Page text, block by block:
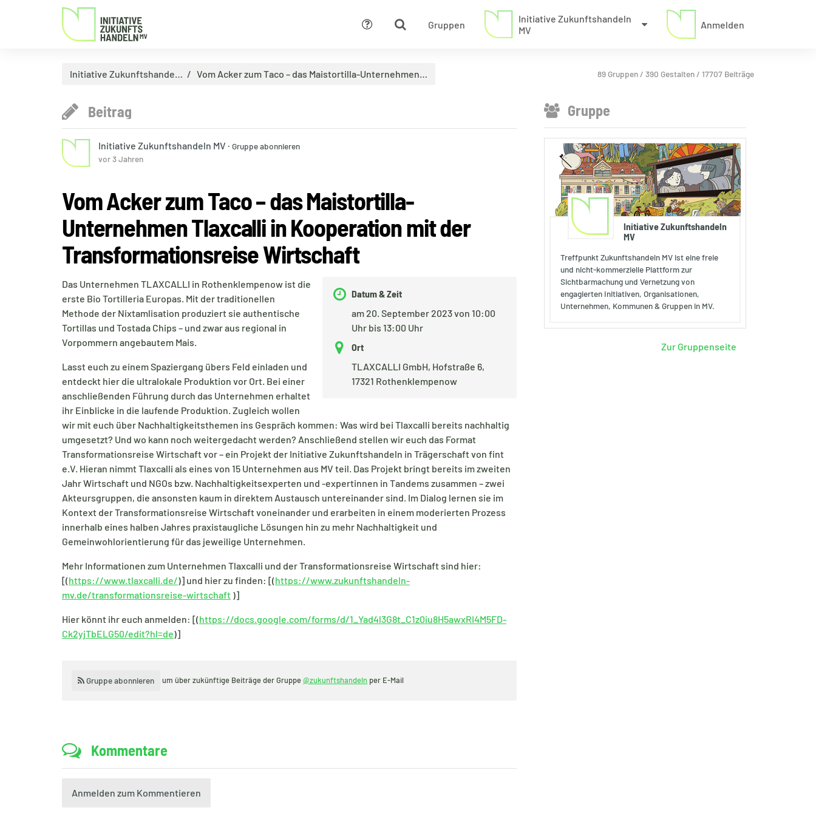
Gruppen
Initiative Zukunftshandeln
MV
Anmelden
Hilfe
Initiative Zukunftshande… Vom Acker zum Taco – das Maistortilla-Unternehmen… 89 Gruppen / 390 Gestalten / 17707 Beiträge
Beitrag
Initiative Zukunftshandeln MV · Gruppe abonnieren
vor 3 Jahren
Vom Acker zum Taco – das Maistortilla-
Unternehmen Tlaxcalli in Kooperation mit der
Transformationsreise Wirtschaft
Datum & Zeit
am 20. September 2023 von 10:00
Uhr bis 13:00 Uhr
Ort
TLAXCALLI GmbH, Hofstraße 6,
17321 Rothenklempenow
Das Unternehmen TLAXCALLI in Rothenklempenow ist die
erste Bio Tortilleria Europas. Mit der traditionellen
Methode der Nixtamlisation produziert sie authentische
Tortillas und Tostada Chips – und zwar aus regional in
Vorpommern angebautem Mais.
Lasst euch zu einem Spaziergang übers Feld einladen und
entdeckt hier die ultralokale Produktion vor Ort. Bei einer
anschließenden Führung durch das Unternehmen erhaltet
ihr Einblicke in die laufende Produktion. Zugleich wollen
wir mit euch über Nachhaltigkeitsthemen ins Gespräch kommen: Was wird bei Tlaxcalli bereits nachhaltig
umgesetzt? Und wo kann noch weitergedacht werden? Anschließend stellen wir euch das Format
Transformationsreise Wirtschaft vor – ein Projekt der Initiative Zukunftshandeln in Trägerschaft von fint
e.V. Hieran nimmt Tlaxcalli als eines von 15 Unternehmen aus MV teil. Das Projekt bringt bereits im zweiten
Jahr Wirtschaft und NGOs bzw. Nachhaltigkeitsexperten und -expertinnen in Tandems zusammen – zwei
Akteursgruppen, die ansonsten kaum in direktem Austausch untereinander sind. Im Dialog lernen sie im
Kontext der Transformationsreise Wirtschaft voneinander und erarbeiten in einem moderierten Prozess
innerhalb eines halben Jahres praxistaugliche Lösungen hin zu mehr Nachhaltigkeit und
Gemeinwohlorientierung für das jeweilige Unternehmen.
Mehr Informationen zum Unternehmen Tlaxcalli und der Transformationsreise Wirtschaft sind hier:
[(https://www.tlaxcalli.de/)] und hier zu finden: [(https://www.zukunftshandeln-
mv.de/transformationsreise-wirtschaft )]
Hier könnt ihr euch anmelden: [(https://docs.google.com/forms/d/1_Yad4l3G8t_C1z0iu8H5awxRI4M5FD-
Ck2yjTbELG50/edit?hl=de)]
Gruppe abonnieren um über zukünftige Beiträge der Gruppe@zukunftshandeln per E-Mail
Kommentare
Anmelden zum Kommentieren
Gruppe
Initiative Zukunftshandeln
MV
Treffpunkt Zukunftshandeln MV ist eine freie
und nicht-kommerzielle Plattform zur
Sichtbarmachung und Vernetzung von
engagierten Initiativen, Organisationen,
Unternehmen, Kommunen & Gruppen in MV.
Zur Gruppenseite